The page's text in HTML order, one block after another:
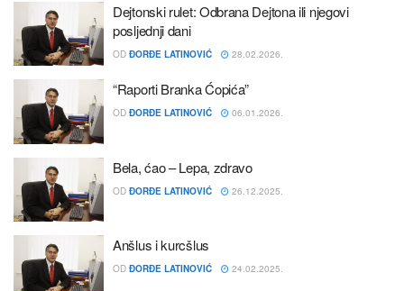
Dejtonski rulet: Odbrana Dejtona ili njegovi
posljednji dani
OD ĐORĐE LATINOVIĆ 28.02.2026.
“Raporti Branka Ćopića”
OD ĐORĐE LATINOVIĆ 06.01.2026.
Bela, ćao – Lepa, zdravo
OD ĐORĐE LATINOVIĆ 26.12.2025.
Anšlus i kurcšlus
OD ĐORĐE LATINOVIĆ 24.02.2025.